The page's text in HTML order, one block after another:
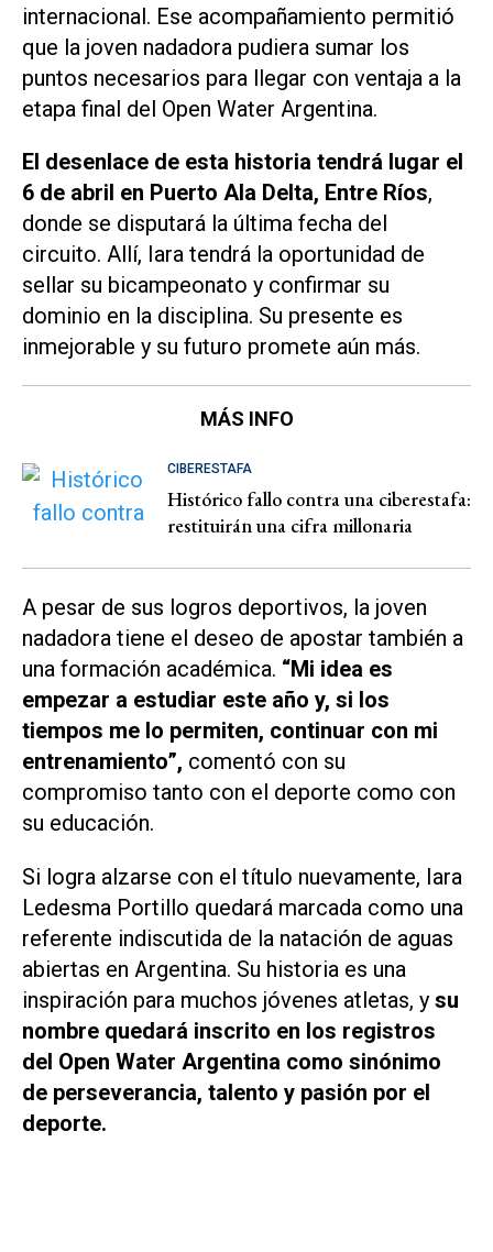
internacional. Ese acompañamiento permitió
que la joven nadadora pudiera sumar los
puntos necesarios para llegar con ventaja a la
etapa final del Open Water Argentina.
El desenlace de esta historia tendrá lugar el
6 de abril en Puerto Ala Delta, Entre Ríos,
donde se disputará la última fecha del
circuito. Allí, Iara tendrá la oportunidad de
sellar su bicampeonato y confirmar su
dominio en la disciplina. Su presente es
inmejorable y su futuro promete aún más.
MÁS INFO
CIBERESTAFA
Histórico fallo contra una ciberestafa:
restituirán una cifra millonaria
A pesar de sus logros deportivos, la joven
nadadora tiene el deseo de apostar también a
una formación académica. “Mi idea es
empezar a estudiar este año y, si los
tiempos me lo permiten, continuar con mi
entrenamiento”, comentó con su
compromiso tanto con el deporte como con
su educación.
Si logra alzarse con el título nuevamente, Iara
Ledesma Portillo quedará marcada como una
referente indiscutida de la natación de aguas
abiertas en Argentina. Su historia es una
inspiración para muchos jóvenes atletas, y su
nombre quedará inscrito en los registros
del Open Water Argentina como sinónimo
de perseverancia, talento y pasión por el
deporte.